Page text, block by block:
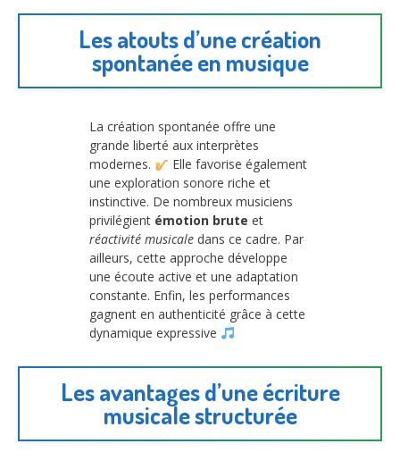
Les atouts d’une création
spontanée en musique
La création spontanée offre une
grande liberté aux interprètes
modernes.
Elle favorise également
une exploration sonore riche et
instinctive. De nombreux musiciens
privilégient émotion brute et
réactivité musicale dans ce cadre. Par
ailleurs, cette approche développe
une écoute active et une adaptation
constante. Enfin, les performances
gagnent en authenticité grâce à cette
dynamique expressive
Les avantages d’une écriture
musicale structurée